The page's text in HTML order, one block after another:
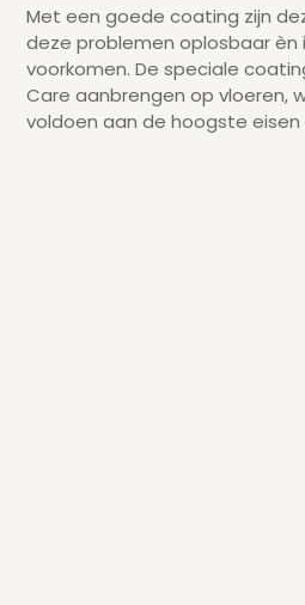
Met een goede coating zijn
deze problemen oplosbaar
voorkomen. De speciale
Care aanbrengen op vloeren,
voldoen aan de hoogste eisen